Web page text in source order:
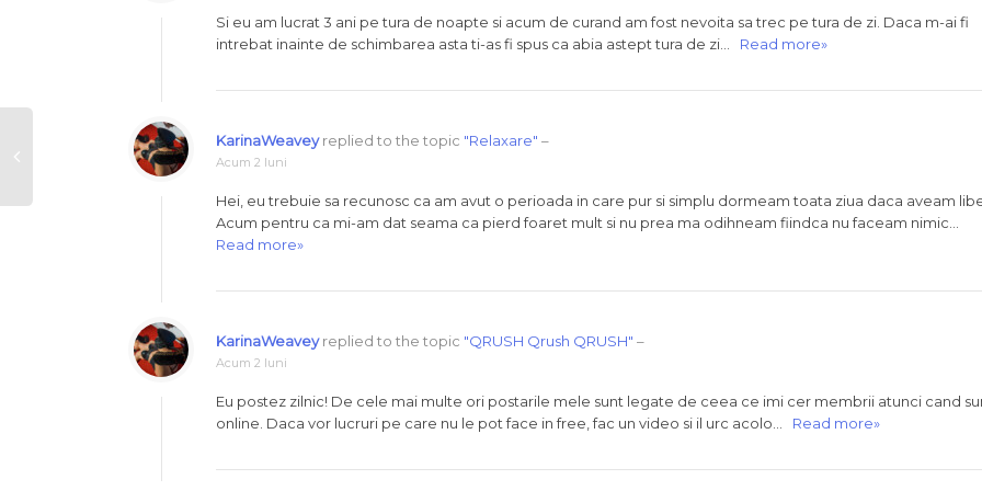
Si eu am lucrat 3 ani pe tura de noapte si acum de curand am fost nevoita sa trec pe tura de zi. Daca m-ai fi
intrebat inainte de schimbarea asta ti-as fi spus ca abia astept tura de zi… Read more»
KarinaWeaveyreplied to the topic "Relaxare" –
Acum 2 luni
Hei, eu trebuie sa recunosc ca am avut o perioada in care pur si simplu dormeam toata ziua daca aveam
Acum pentru ca mi-am dat seama ca pierd foaret mult si nu prea ma odihneam fiindca nu faceam nimic…
Read more»
KarinaWeaveyreplied to the topic "QRUSH Qrush QRUSH" –
Acum 2 luni
Eu postez zilnic! De cele mai multe ori postarile mele sunt legate de ceea ce imi cer membrii atunci cand
online. Daca vor lucruri pe care nu le pot face in free, fac un video si il urc acolo… Read more»